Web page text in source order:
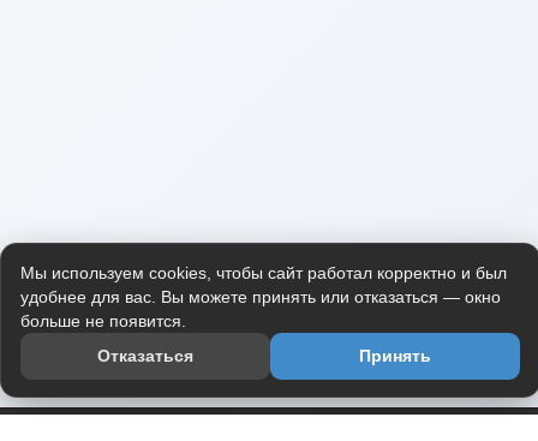
Мы используем cookies, чтобы сайт работал корректно и был
удобнее для вас. Вы можете принять или отказаться — окно
больше не появится.
Отказаться
Принять